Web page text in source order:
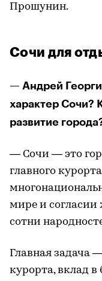
Прошунин.
Сочи для
— Андрей
характер Сочи?
развитие
— Сочи — это
главного
мире и согласии
сотни
Главная задача
курорта, вклад в